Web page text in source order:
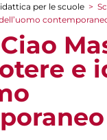
per le scuole >
e